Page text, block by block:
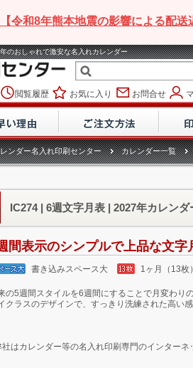
【令和8年熊本地震の影響による配送
のおしゃれで激安な名入れカレンダー
閲覧履歴 お気に入り お問合せ
ンダー名入れ印刷センター カレンダー一覧
IC274 | 6週文字月表 | 2027年カレンダ
間表示のシンプルで上品な文字
書き込みスペース大 1ヶ月（13枚）
の5週間スタイルを6週間にすることで月変わり
クラスのデザインで、すっきり洗練された高い感
社はカレンダー等の名入れ印刷専門のインターネ